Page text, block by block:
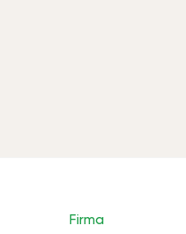
Firma